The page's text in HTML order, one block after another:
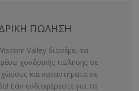
ΠΩΛΗΣΗ
Valley διανέμει τα
χονδρικής πώλησης σε
και καταστήματα σε
Εάν ενδιαφέρεστε για τα